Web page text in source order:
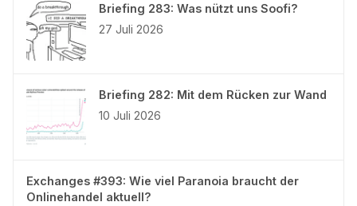
Briefing 283: Was nützt uns Soofi?
27 Juli 2026
Briefing 282: Mit dem Rücken zur Wand
10 Juli 2026
Exchanges #393: Wie viel Paranoia braucht der
Onlinehandel aktuell?